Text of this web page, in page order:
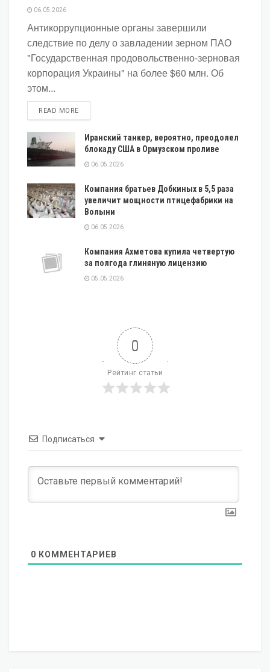
06.05.2026
Антикоррупционные органы завершили
следствие по делу о завладении зерном ПАО
"Государственная продовольственно-зерновая
корпорация Украины" на более $60 млн. Об
этом...
READ MOREDETAILS
Иранский танкер, вероятно, преодолел
блокаду США в Ормузском проливе
06.05.2026
Компания братьев Добкиных в 5,5 раза
увеличит мощности птицефабрики на
Волыни
06.05.2026
Компания Ахметова купила четвертую
за полгода глиняную лицензию
05.05.2026
0
Рейтинг статьи
Подписаться
0 КОММЕНТАРИЕВ